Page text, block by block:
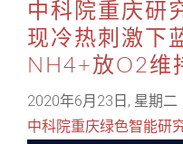
中科院重庆研
现冷热刺激下
NH4+放O2维
2020年6月23日, 星期二
中科院重庆绿色智能研